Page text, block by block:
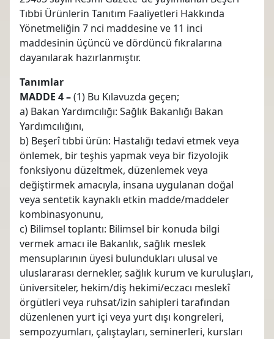
Tıbbi Ürünlerin Tanıtım Faaliyetleri Hakkında
Yönetmeliğin 7 nci maddesine ve 11 inci
maddesinin üçüncü ve dördüncü fıkralarına
dayanılarak hazırlanmıştır.
Tanımlar
MADDE 4 –(1) Bu Kılavuzda geçen;
a) Bakan Yardımcılığı: Sağlık Bakanlığı Bakan
Yardımcılığını,
b) Beşerî tıbbi ürün: Hastalığı tedavi etmek veya
önlemek, bir teşhis yapmak veya bir fizyolojik
fonksiyonu düzeltmek, düzenlemek veya
değiştirmek amacıyla, insana uygulanan doğal
veya sentetik kaynaklı etkin madde/maddeler
kombinasyonunu,
c) Bilimsel toplantı: Bilimsel bir konuda bilgi
vermek amacı ile Bakanlık, sağlık meslek
mensuplarının üyesi bulundukları ulusal ve
uluslararası dernekler, sağlık kurum ve kuruluşları,
üniversiteler, hekim/diş hekimi/eczacı meslekî
örgütleri veya ruhsat/izin sahipleri tarafından
düzenlenen yurt içi veya yurt dışı kongreleri,
sempozyumları, çalıştayları, seminerleri, kursları